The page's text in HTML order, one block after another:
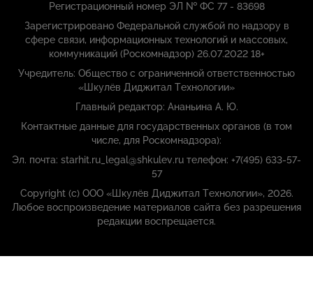
Регистрационный номер ЭЛ № ФС 77 - 83698
Зарегистрировано Федеральной службой по надзору в
сфере связи, информационных технологий и массовых,
коммуникаций (Роскомнадзор) 26.07.2022 18+
Учредитель: Общество с ограниченной ответственностью
«Шкулёв Диджитал Технологии»
Главный редактор: Ананьина А. Ю.
Контактные данные для государственных органов (в том
числе, для Роскомнадзора):
Эл. почта: starhit.ru_legal@shkulev.ru телефон: +7(495) 633-57-
57
Copyright (с) ООО «Шкулёв Диджитал Технологии», 2026.
Любое воспроизведение материалов сайта без разрешения
редакции воспрещается.